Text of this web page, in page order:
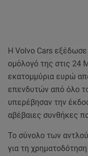
Η Volvo Cars εξέδωσε
ομόλογό της στις 24
εκατομμύρια ευρώ
επενδυτών από όλο
υπερέβησαν την
αβέβαιες συνθήκες
Το σύνολο των
για τη